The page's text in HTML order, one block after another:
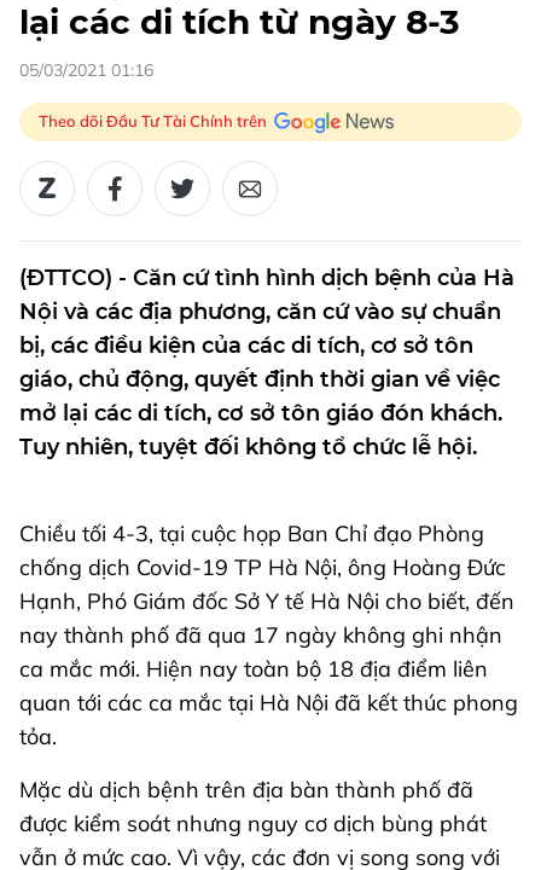
lại các di tích từ ngày 8-3
05/03/2021 01:16
Theo dõi Đầu Tư Tài Chính trên
(ĐTTCO) - Căn cứ tình hình dịch bệnh của Hà
Nội và các địa phương, căn cứ vào sự chuẩn
bị, các điều kiện của các di tích, cơ sở tôn
giáo, chủ động, quyết định thời gian về việc
mở lại các di tích, cơ sở tôn giáo đón khách.
Tuy nhiên, tuyệt đối không tổ chức lễ hội.
Chiều tối 4-3, tại cuộc họp Ban Chỉ đạo Phòng
chống dịch Covid-19 TP Hà Nội, ông Hoàng Đức
Hạnh, Phó Giám đốc Sở Y tế Hà Nội cho biết, đến
nay thành phố đã qua 17 ngày không ghi nhận
ca mắc mới. Hiện nay toàn bộ 18 địa điểm liên
quan tới các ca mắc tại Hà Nội đã kết thúc phong
tỏa.
Mặc dù dịch bệnh trên địa bàn thành phố đã
được kiểm soát nhưng nguy cơ dịch bùng phát
vẫn ở mức cao. Vì vậy, các đơn vị song song với